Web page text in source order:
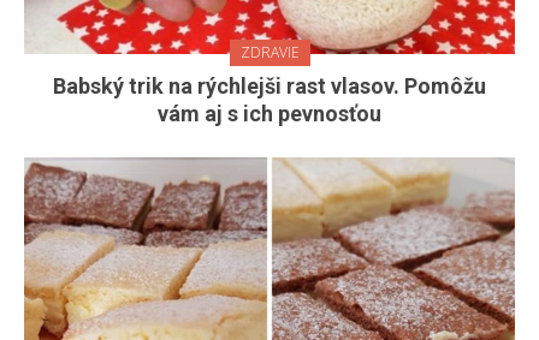
ZDRAVIE
Babský trik na rýchlejši rast vlasov. Pomôžu
vám aj s ich pevnosťou